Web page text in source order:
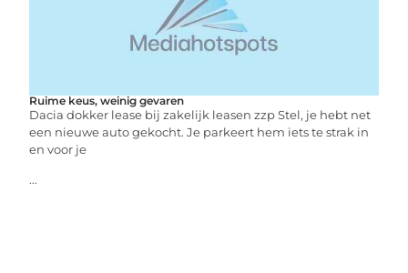
Ruime keus, weinig gevaren
Dacia dokker lease bij zakelijk leasen zzp Stel, je hebt net
een nieuwe auto gekocht. Je parkeert hem iets te strak in
en voor je
...